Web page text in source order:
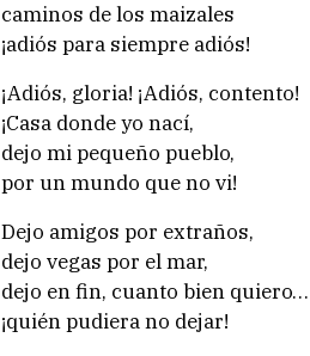
caminos de los maizales
¡adiós para siempre adiós!
¡Adiós, gloria! ¡Adiós, contento!
¡Casa donde yo nací,
dejo mi pequeño pueblo,
por un mundo que no vi!
Dejo amigos por extraños,
dejo vegas por el mar,
dejo en fin, cuanto bien quiero…
¡quién pudiera no dejar!